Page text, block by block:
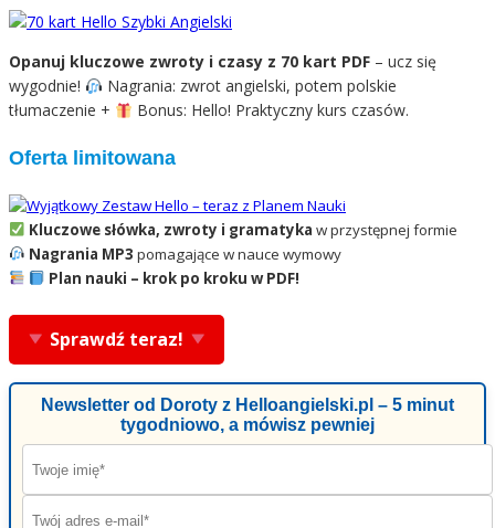
Opanuj kluczowe zwroty i czasy z 70 kart PDF – ucz się
wygodnie!
Nagrania: zwrot angielski, potem polskie
tłumaczenie +
Bonus: Hello! Praktyczny kurs czasów.
Oferta limitowana
Kluczowe słówka, zwroty i gramatyka w przystępnej formie
Nagrania MP3 pomagające w nauce wymowy
Plan nauki – krok po kroku w PDF!
Sprawdź teraz!
Newsletter od Doroty z Helloangielski.pl – 5 minut
tygodniowo, a mówisz pewniej